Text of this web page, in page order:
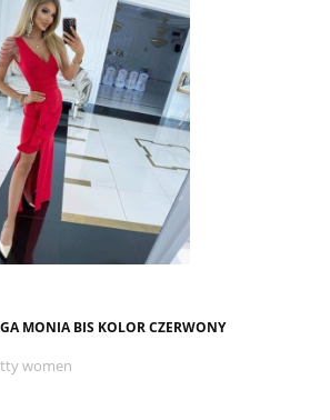
MONIA BIS KOLOR CZERWONY
women